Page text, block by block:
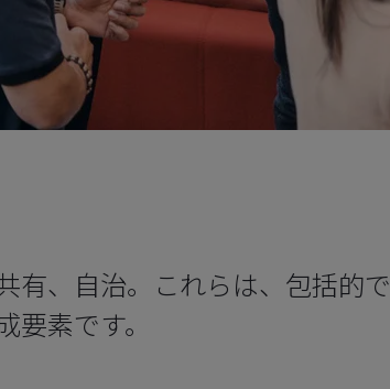
有、自治。これらは、包括的で
素です。